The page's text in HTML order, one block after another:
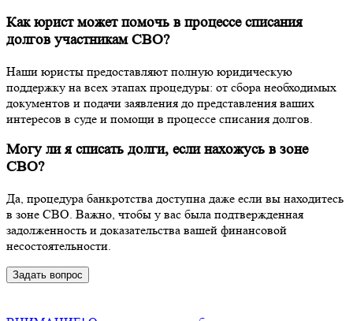
Как юрист может помочь в процессе списания
долгов участникам СВО?
Наши юристы предоставляют полную юридическую
поддержку на всех этапах процедуры: от сбора необходимых
документов и подачи заявления до представления ваших
интересов в суде и помощи в процессе списания долгов.
Могу ли я списать долги, если нахожусь в зоне
СВО?
Да, процедура банкротства доступна даже если вы находитесь
в зоне СВО. Важно, чтобы у вас была подтвержденная
задолженность и доказательства вашей финансовой
несостоятельности.
Задать вопрос